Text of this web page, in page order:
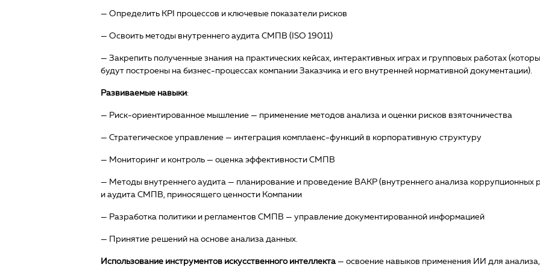
— Определить KPI процессов и ключевые показатели рисков
— Освоить методы внутреннего аудита СМПВ (ISO 19011)
— Закрепить полученные знания на практических кейсах, интерактивных играх и групповых работах
будут построены на бизнес-процессах компании Заказчика и его внутренней нормативной документации).
Развиваемые навыки:
— Риск-ориентированное мышление — применение методов анализа и оценки рисков взяточничества
— Стратегическое управление — интеграция комплаенс-функций в корпоративную структуру
— Мониторинг и контроль — оценка эффективности СМПВ
— Методы внутреннего аудита — планирование и проведение ВАКР (внутреннего анализа коррупционных
и аудита СМПВ, приносящего ценности Компании
— Разработка политики и регламентов СМПВ — управление документированной информацией
— Принятие решений на основе анализа данных.
Использование инструментов искусственного интеллекта— освоение навыков применения ИИ для анализа,